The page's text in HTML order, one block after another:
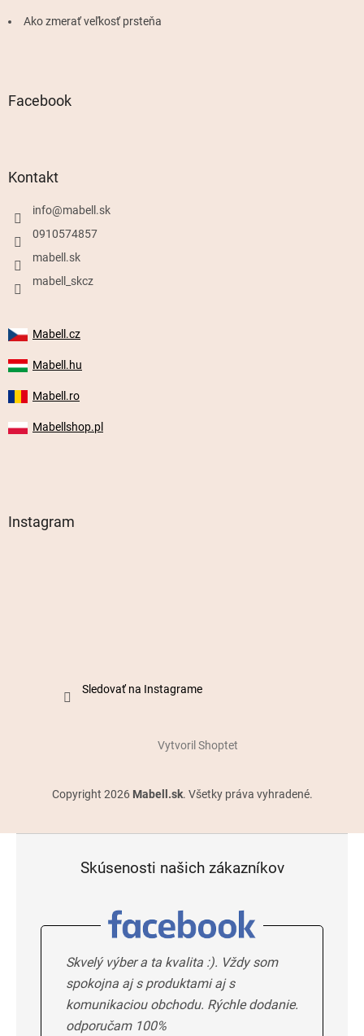
Ako zmerať veľkosť prsteňa
Facebook
Kontakt
info@mabell.sk
0910574857
mabell.sk
mabell_skcz
Mabell.cz
Mabell.hu
Mabell.ro
Mabellshop.pl
Instagram
Sledovať na Instagrame
Vytvoril Shoptet
Copyright 2026 Mabell.sk. Všetky práva vyhradené.
Skúsenosti našich zákazníkov
Skvelý výber a ta kvalita :). Vždy som
spokojna aj s produktami aj s
komunikaciou obchodu. Rýchle dodanie.
odporučam 100%